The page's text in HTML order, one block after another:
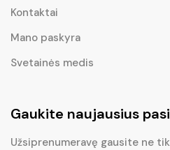
Kontaktai
Mano paskyra
Svetainės medis
Gaukite naujausius
Užsiprenumeravę gausite ne